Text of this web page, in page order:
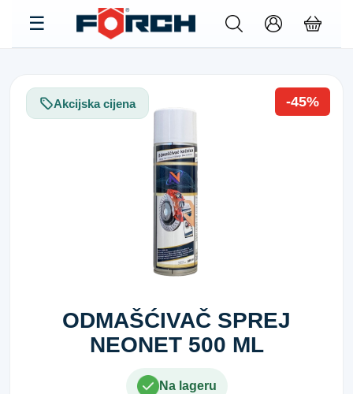
Akcijska cijena -45%
ODMAŠĆIVAČ SPREJ
NEONET 500 ML
Na lageru